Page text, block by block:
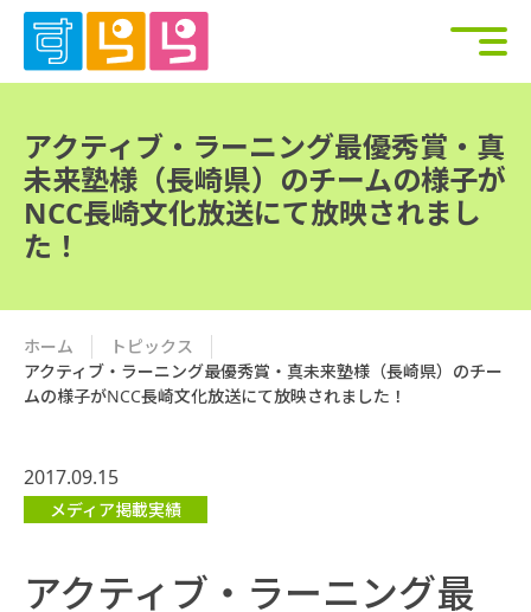
アクティブ・ラーニング最優秀賞・真
未来塾様（長崎県）のチームの様子が
NCC長崎文化放送にて放映されまし
た！
ホーム
トピックス
アクティブ・ラーニング最優秀賞・真未来塾様（長崎県）のチー
ムの様子がNCC長崎文化放送にて放映されました！
2017.09.15
メディア掲載実績
アクティブ・ラーニング最